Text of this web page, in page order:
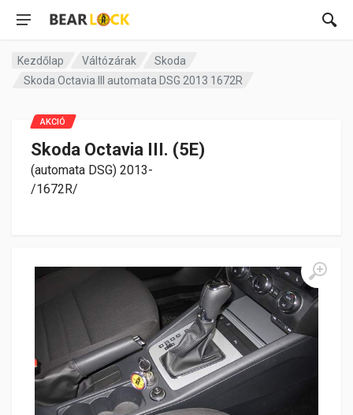
Kezdőlap Váltózárak
Skoda
Skoda Octavia III automata DSG 2013 1672R
Skoda Octavia III. (5E)
(automata DSG) 2013-
/1672R/
AKCIÓ